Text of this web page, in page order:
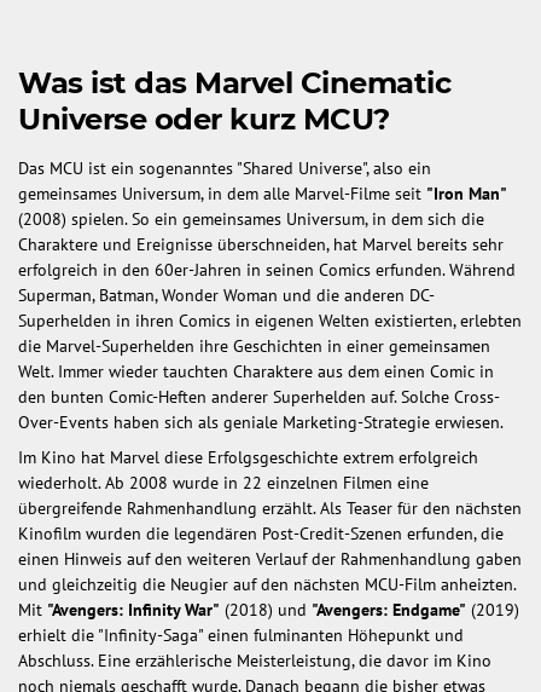
Was ist das Marvel Cinematic
Universe oder kurz MCU?
Das MCU ist ein sogenanntes "Shared Universe", also ein
gemeinsames Universum, in dem alle Marvel-Filme seit "Iron Man"
(2008) spielen. So ein gemeinsames Universum, in dem sich die
Charaktere und Ereignisse überschneiden, hat Marvel bereits sehr
erfolgreich in den 60er-Jahren in seinen Comics erfunden. Während
Superman, Batman, Wonder Woman und die anderen DC-
Superhelden in ihren Comics in eigenen Welten existierten, erlebten
die Marvel-Superhelden ihre Geschichten in einer gemeinsamen
Welt. Immer wieder tauchten Charaktere aus dem einen Comic in
den bunten Comic-Heften anderer Superhelden auf. Solche Cross-
Over-Events haben sich als geniale Marketing-Strategie erwiesen.
Im Kino hat Marvel diese Erfolgsgeschichte extrem erfolgreich
wiederholt. Ab 2008 wurde in 22 einzelnen Filmen eine
übergreifende Rahmenhandlung erzählt. Als Teaser für den nächsten
Kinofilm wurden die legendären Post-Credit-Szenen erfunden, die
einen Hinweis auf den weiteren Verlauf der Rahmenhandlung gaben
und gleichzeitig die Neugier auf den nächsten MCU-Film anheizten.
Mit "Avengers: Infinity War" (2018) und "Avengers: Endgame" (2019)
erhielt die "Infinity-Saga" einen fulminanten Höhepunkt und
Abschluss. Eine erzählerische Meisterleistung, die davor im Kino
noch niemals geschafft wurde. Danach begann die bisher etwas